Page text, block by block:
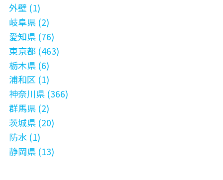
外壁 (1)
岐阜県 (2)
愛知県 (76)
東京都 (463)
栃木県 (6)
浦和区 (1)
神奈川県 (366)
群馬県 (2)
茨城県 (20)
防水 (1)
静岡県 (13)